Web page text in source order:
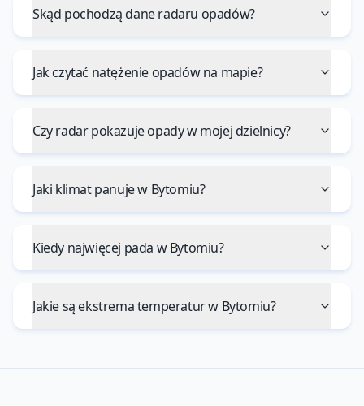
Skąd pochodzą dane radaru opadów?
Jak czytać natężenie opadów na mapie?
Czy radar pokazuje opady w mojej dzielnicy?
Jaki klimat panuje w Bytomiu?
Kiedy najwięcej pada w Bytomiu?
Jakie są ekstrema temperatur w Bytomiu?